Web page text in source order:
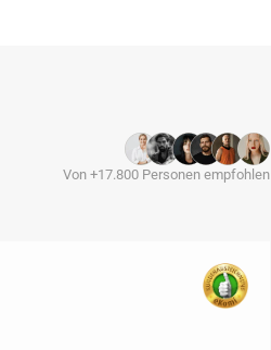
Von +17.800 Personen empfohlen